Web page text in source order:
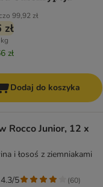
99,92 zł
zł
zł
Dodaj do koszyka
Rocco Junior, 12 x
i łosoś z ziemniakami
5 (60)